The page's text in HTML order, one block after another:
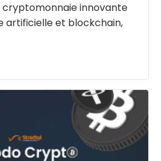
cryptomonnaie innovante
artificielle et blockchain,